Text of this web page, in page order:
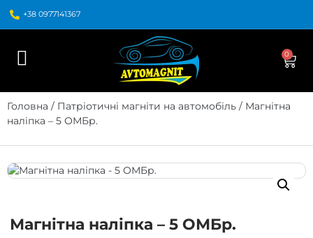
+38 0977141367
0
Головна / Патріотичні магніти на автомобіль / Магнітна
наліпка – 5 ОМБр.
Магнітна наліпка – 5 ОМБр.